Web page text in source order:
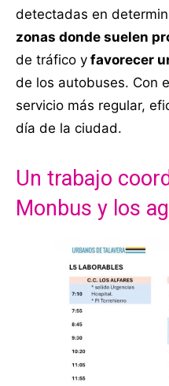
detectadas en
zonas donde suelen
de tráfico y favorecer
de los autobuses. Con
servicio más regular,
día de la ciudad.
Un trabajo
Monbus y los